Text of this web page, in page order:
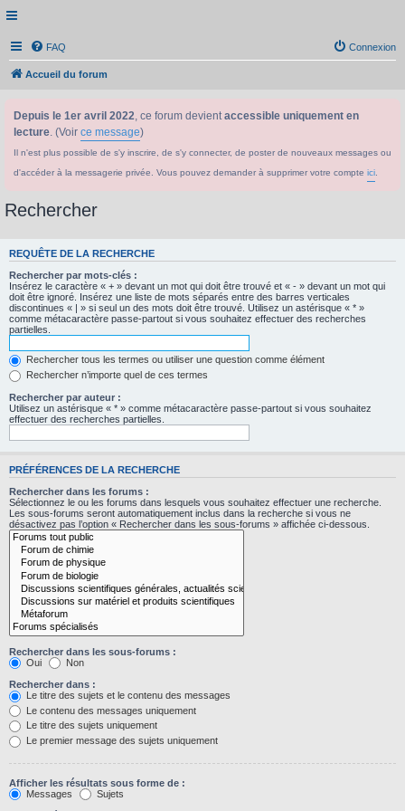
FAQ Connexion
Accueil du forum
Depuis le 1er avril 2022, ce forum devientaccessible uniquement en
lecture. (Voir ce message)
Il n'est plus possible de s'y inscrire, de s'y connecter, de poster de nouveaux messages ou
d'accéder à la messagerie privée. Vous pouvez demander à supprimer votre compte ici
Rechercher
REQUÊTE DE LA RECHERCHE
Rechercher par mots-clés :
Insérez le caractère « + » devant un mot qui doit être trouvé et « - » devant un mot qui
doit être ignoré. Insérez une liste de mots séparés entre des barres verticales
discontinues « | » si seul un des mots doit être trouvé. Utilisez un astérisque « * »
comme métacaractère passe-partout si vous souhaitez effectuer des recherches
partielles.
Rechercher tous les termes ou utiliser une question comme élément
Rechercher n’importe quel de ces termes
Rechercher par auteur :
Utilisez un astérisque « * » comme métacaractère passe-partout si vous souhaitez
effectuer des recherches partielles.
PRÉFÉRENCES DE LA RECHERCHE
Rechercher dans les forums :
Sélectionnez le ou les forums dans lesquels vous souhaitez effectuer une recherche.
Les sous-forums seront automatiquement inclus dans la recherche si vous ne
désactivez pas l’option « Rechercher dans les sous-forums » affichée ci-dessous.
Rechercher dans les sous-forums :
Oui
Non
Rechercher dans :
Le titre des sujets et le contenu des messages
Le contenu des messages uniquement
Le titre des sujets uniquement
Le premier message des sujets uniquement
Afficher les résultats sous forme de :
Messages
Sujets